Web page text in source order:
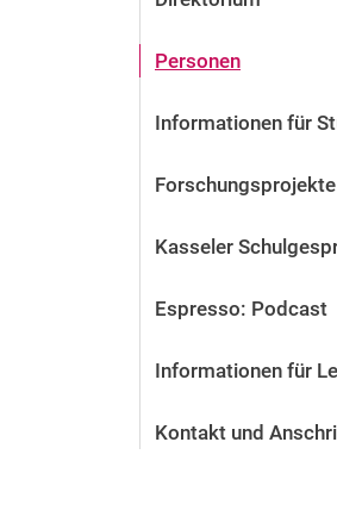
Personen
Informationen für
Forschungsprojekte
Kasseler
Espresso: Podcast
Informationen für
Kontakt und